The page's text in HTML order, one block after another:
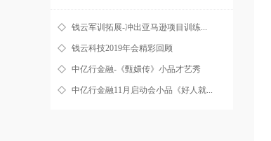
钱云军训拓展-冲出亚马逊项目训练...
钱云科技2019年会精彩回顾
中亿行金融-《甄嬛传》小品才艺秀
中亿行金融11月启动会小品《好人就...